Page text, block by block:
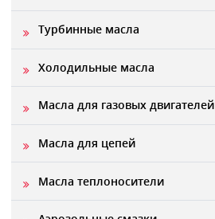
Турбинные масла
Холодильные масла
Масла для газовых двигателей
Масла для цепей
Масла теплоносители